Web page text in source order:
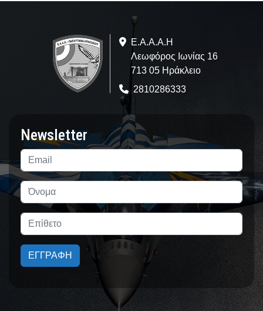
Ε.A.Α.Α.Η
Λεωφόρος Ιωνίας 16
713 05 Ηράκλειο
2810286333
Newsletter
ΕΓΓΡΑΦΗ